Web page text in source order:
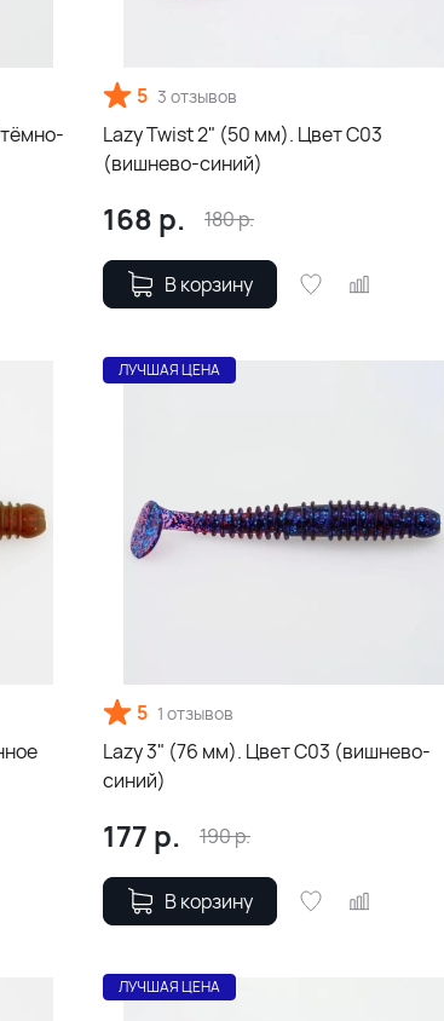
5 3 отзывов
Lazy Twist 2" (50 мм). Цвет С03
(вишнево-синий)
168 р. 180р.
В корзину
ЛУЧШАЯ ЦЕНА
5 1 отзывов
Lazy 3" (76 мм). Цвет С03 (вишнево-
синий)
177 р. 190р.
В корзину
ЛУЧШАЯ ЦЕНА